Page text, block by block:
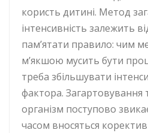
користь дитині. Метод
інтенсивність залежить
пам’ятати правило: чим
м’якшою мусить бути
треба збільшувати
фактора. Загартовування
організм поступово
часом вносяться